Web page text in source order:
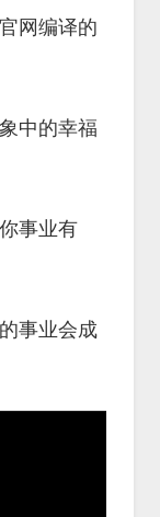
网编译的
中的幸福
事业有
事业会成